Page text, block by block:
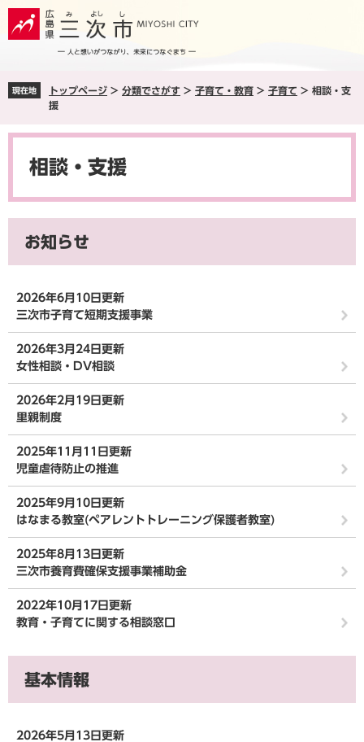
ペ
ジ
メ
ュ
現在地 トップページ > 分類でさがす > 子育て・教育 > 子育て > 相談・支
援
本
相談・支援
お知らせ
2026年6月10日更新
三次市子育て短期支援事業
2026年3月24日更新
女性相談・DV相談
2026年2月19日更新
里親制度
2025年11月11日更新
児童虐待防止の推進
2025年9月10日更新
はなまる教室(ペアレントトレーニング保護者教室)
2025年8月13日更新
三次市養育費確保支援事業補助金
2022年10月17日更新
教育・子育てに関する相談窓口
基本情報
2026年5月13日更新